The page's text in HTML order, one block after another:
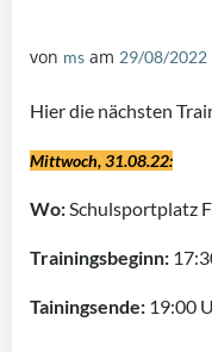
von ms am 29/08/2022
Hier die nächsten
Mittwoch, 31.08.22:
Wo:Schulsportplatz
Trainingsbeginn:
Tainingsende: 19:00